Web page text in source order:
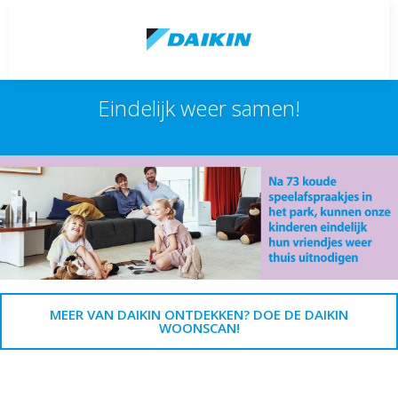
Eindelijk weer samen!
MEER VAN DAIKIN ONTDEKKEN? DOE DE DAIKIN
WOONSCAN!